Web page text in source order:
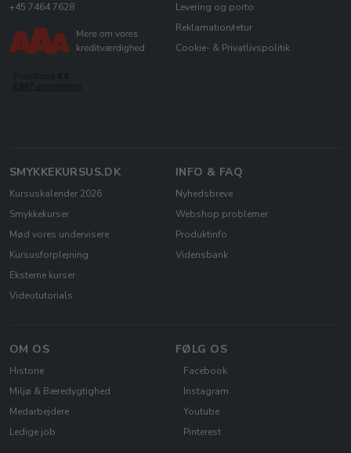
+45 7464 7628
Levering og porto
Reklamation/retur
Cookie- & Privatlivspolitik
SMYKKEKURSUS.DK
Kursuskalender 2026
Smykkekurser
Mød vores undervisere
Kursusforplejning
Eksterne kurser
Videotutorials
INFO & FAQ
Nyhedsbreve
Webshop problemer
Produktinfo
Vidensbank
OM OS
Historie
Miljø & Bæredygtighed
Medarbejdere
Ledige job
FØLG OS
Facebook
Instagram
Youtube
Pinterest